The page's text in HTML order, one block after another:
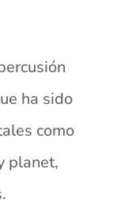
ha sido
como
planet,